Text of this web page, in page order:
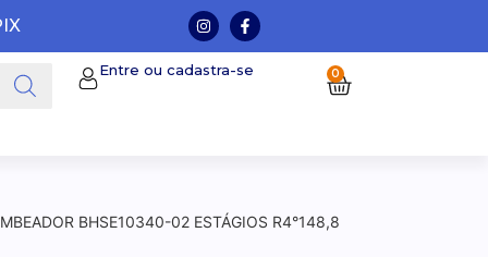
Entre ou cadastra-se 0
BHSE10340-02 ESTÁGIOS R4°148,8